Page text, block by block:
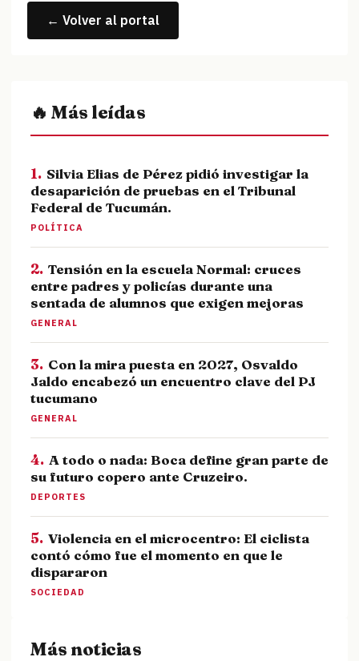
← Volver al portal
🔥 Más leídas
1. Silvia Elias de Pérez pidió investigar la
desaparición de pruebas en el Tribunal
Federal de Tucumán.
POLÍTICA
2. Tensión en la escuela Normal: cruces
entre padres y policías durante una
sentada de alumnos que exigen mejoras
GENERAL
3. Con la mira puesta en 2027, Osvaldo
Jaldo encabezó un encuentro clave del PJ
tucumano
GENERAL
4. A todo o nada: Boca define gran parte de
su futuro copero ante Cruzeiro.
DEPORTES
5. Violencia en el microcentro: El ciclista
contó cómo fue el momento en que le
dispararon
SOCIEDAD
Más noticias